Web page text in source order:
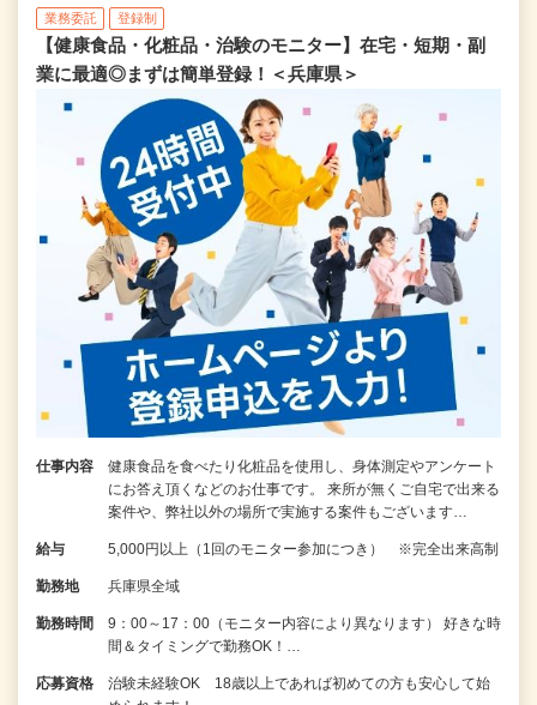
業務委託 登録制
【健康食品・化粧品・治験のモニター】在宅・短期・副
業に最適◎まずは簡単登録！＜兵庫県＞
仕事内容
健康食品を食べたり化粧品を使用し、身体測定やアンケート
にお答え頂くなどのお仕事です。 来所が無くご自宅で出来る
案件や、弊社以外の場所で実施する案件もございます…
給与 5,000円以上（1回のモニター参加につき） ※完全出来高制
勤務地 兵庫県全域
勤務時間
9：00～17：00（モニター内容により異なります） 好きな時
間＆タイミングで勤務OK！…
応募資格
治験未経験OK 18歳以上であれば初めての方も安心して始